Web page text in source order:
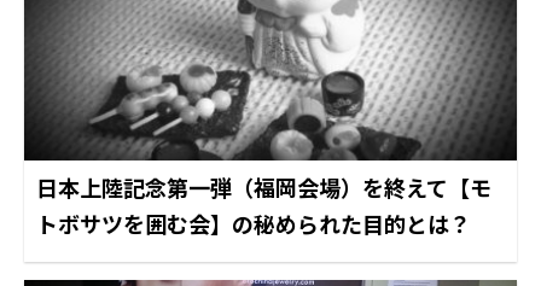
日本上陸記念第一弾（福岡会場）を終えて【モ
トボサツを囲む会】の秘められた目的とは？